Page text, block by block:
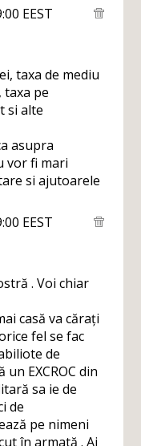
EEST
taxa de mediu
taxa pe
si alte
asupra
vor fi mari
si ajutoarele
EEST
. Voi chiar
casă va cărați
fel se fac
de
un EXCROC din
sa ie de
de
pe nimeni
în armată . Ai